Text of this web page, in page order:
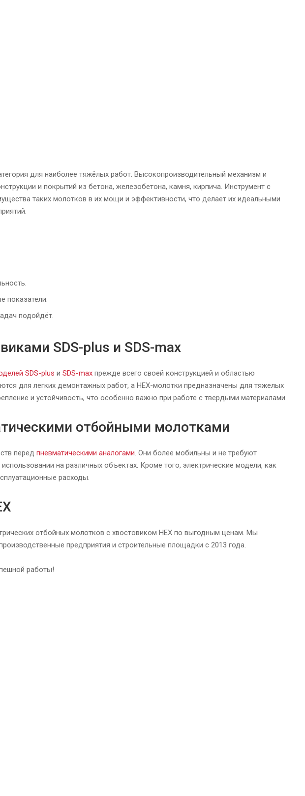
для наиболее тяжёлых работ. Высокопроизводительный механизм и
и покрытий из бетона, железобетона, камня, кирпича. Инструмент с
таких молотков в их мощи и эффективности, что делает их идеальными
показатели.
подойдёт.
SDS-plus и SDS-max
SDS-plus и SDS-max прежде всего своей конструкцией и областью
для легких демонтажных работ, а HEX-молотки предназначены для тяжелых
и устойчивость, что особенно важно при работе с твердыми материалами.
отбойными молотками
перед пневматическими аналогами. Они более мобильны и не требуют
на различных объектах. Кроме того, электрические модели, как
расходы.
отбойных молотков с хвостовиком HEX по выгодным ценам. Мы
предприятия и строительные площадки c 2013 года.
работы!